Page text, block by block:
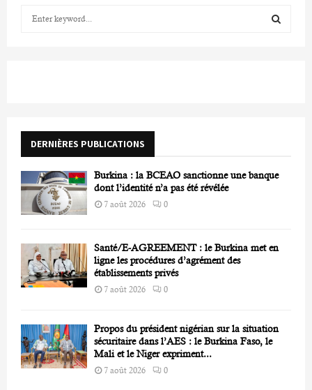
r
DERNIÈRES PUBLICATIONS
Burkina : la BCEAO sanctionne une banque
dont l’identité n’a pas été révélée
7 août 2026 0
Santé/E-AGREEMENT : le Burkina met en
ligne les procédures d’agrément des
établissements privés
7 août 2026 0
Propos du président nigérian sur la situation
sécuritaire dans l’AES : le Burkina Faso, le
Mali et le Niger expriment...
7 août 2026 0